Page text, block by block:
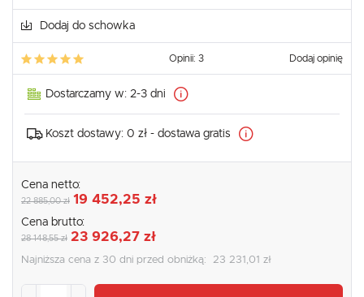
Dodaj do schowka
Opinii: 3 Dodaj opinię
Dostarczamy w: 2-3 dni
Koszt dostawy: 0 zł - dostawa gratis
Cena netto:
22 885,00 zł 19 452,25 zł
Cena brutto:
28 148,55 zł 23 926,27 zł
Najniższa cena z 30 dni przed obniżką: 23 231,01 zł